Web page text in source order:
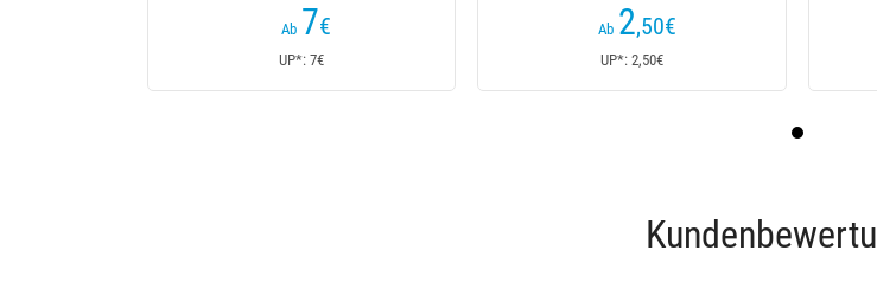
Ab 7€
UP*: 7€
Ab 2,50€
UP*: 2,50€